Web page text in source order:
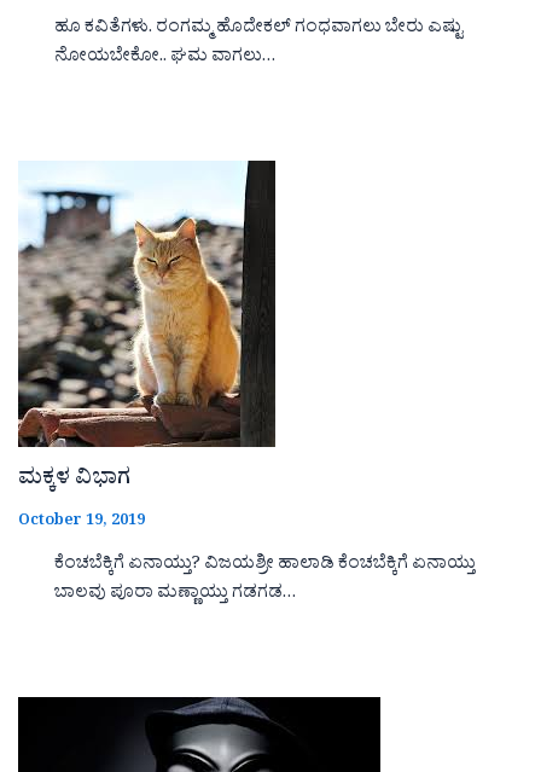
ಹೂ ಕವಿತೆಗಳು. ರಂಗಮ್ಮ ಹೊದೇಕಲ್ ಗಂಧವಾಗಲು ಬೇರು ಎಷ್ಟು
ನೋಯಬೇಕೋ.. ಘಮ ವಾಗಲು…
ಮಕ್ಕಳ ವಿಭಾಗ
October 19, 2019
ಕೆಂಚಬೆಕ್ಕಿಗೆ ಏನಾಯ್ತು? ವಿಜಯಶ್ರೀ ಹಾಲಾಡಿ ಕೆಂಚಬೆಕ್ಕಿಗೆ ಏನಾಯ್ತು
ಬಾಲವು ಪೂರಾ ಮಣ್ಣಾಯ್ತು ಗಡಗಡ…